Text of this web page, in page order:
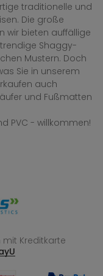
traditionelle und
Die große
wir bieten auffällige
Shaggy-
Mustern. Doch
Sie in unserem
auch
und Fußmatten
PVC - willkommen!
Kreditkarte